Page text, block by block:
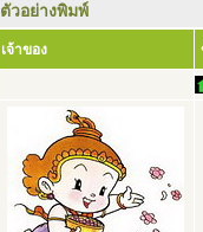
ตัวอย่างพิมพ์
เจ้าของ